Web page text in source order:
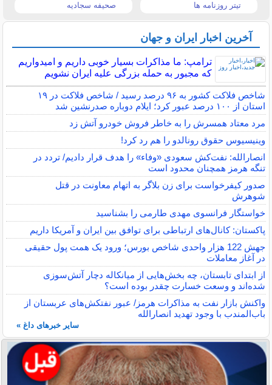
تیتر روزنامه ها صحیفه سجادیه
آخرین اخبار ایران و جهان
ترامپ: ما مذاکرات بسیار خوبی داریم و امیدواریم
که مجبور به حمله بزرگی علیه ایران نشویم
شاخص فلاکت کشور به ۹۶ درصد رسید / شاخص فلاکت در ۱۹
استان از ۱۰۰ درصد عبور کرد؛ ایلام دوباره صدرنشین شد
مرد معتاد همسرش را به خاطر فروش خودرو آتش زد
وینیسیوس حقوق رونالدو را هم رد کرد!
انصارالله: نفت‌کش سعودی «وفاء» را هدف قرار دادیم/ تردد در
تنگه هرمز همچنان محدود است
صدور کیفرخواست برای زن بلاگر به اتهام معاونت در قتل
شوهرش
خواستگار فرانسوی مهدی طارمی را بشناسید
پاکستان: کانال‌های ارتباطی برای توافق بین ایران و آمریکا داریم
جهش 122 هزار واحدی شاخص بورس؛ ورود یک همت پول حقیقی
در آغاز معاملات
از ابتدای تابستان، چه بخش‌هایی از میانکاله دچار آتش‌سوزی
شده‌اند و وسعت خسارت چقدر بوده است؟
واکنش بازار نفت به مذاکرات هرمز/ عبور نفتکش‌های عربستان از
باب‌المندب با وجود تهدید انصارالله
سایر خبرهای داغ »